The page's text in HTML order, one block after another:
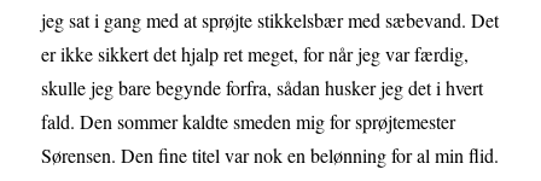
jeg sat i gang med at sprøjte stikkelsbær med sæbevand. Det
er ikke sikkert det hjalp ret meget, for når jeg var færdig,
skulle jeg bare begynde forfra, sådan husker jeg det i hvert
fald. Den sommer kaldte smeden mig for sprøjtemester
Sørensen. Den fine titel var nok en belønning for al min flid.